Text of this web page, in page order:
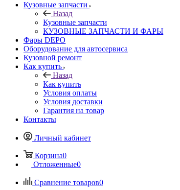
Кузовные запчасти
Назад
Кузовные запчасти
КУЗОВНЫЕ ЗАПЧАСТИ И ФАРЫ
Фары DEPO
Оборудование для автосервиса
Кузовной ремонт
Как купить
Назад
Как купить
Условия оплаты
Условия доставки
Гарантия на товар
Контакты
Личный кабинет
Корзина0
Отложенные0
Сравнение товаров0